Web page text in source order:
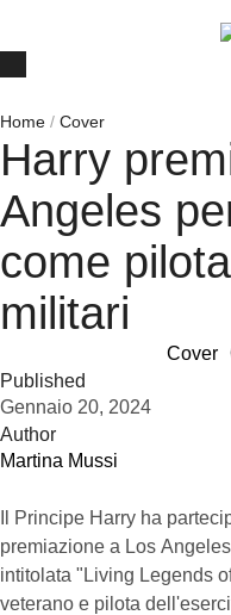
Home / Cover
Harry
Angeles
come
militari
Cover
Published
Gennaio 20, 2024
Author
Martina Mussi
Il Principe Harry ha
premiazione a Los
intitolata "Living Legends
veterano e pilota